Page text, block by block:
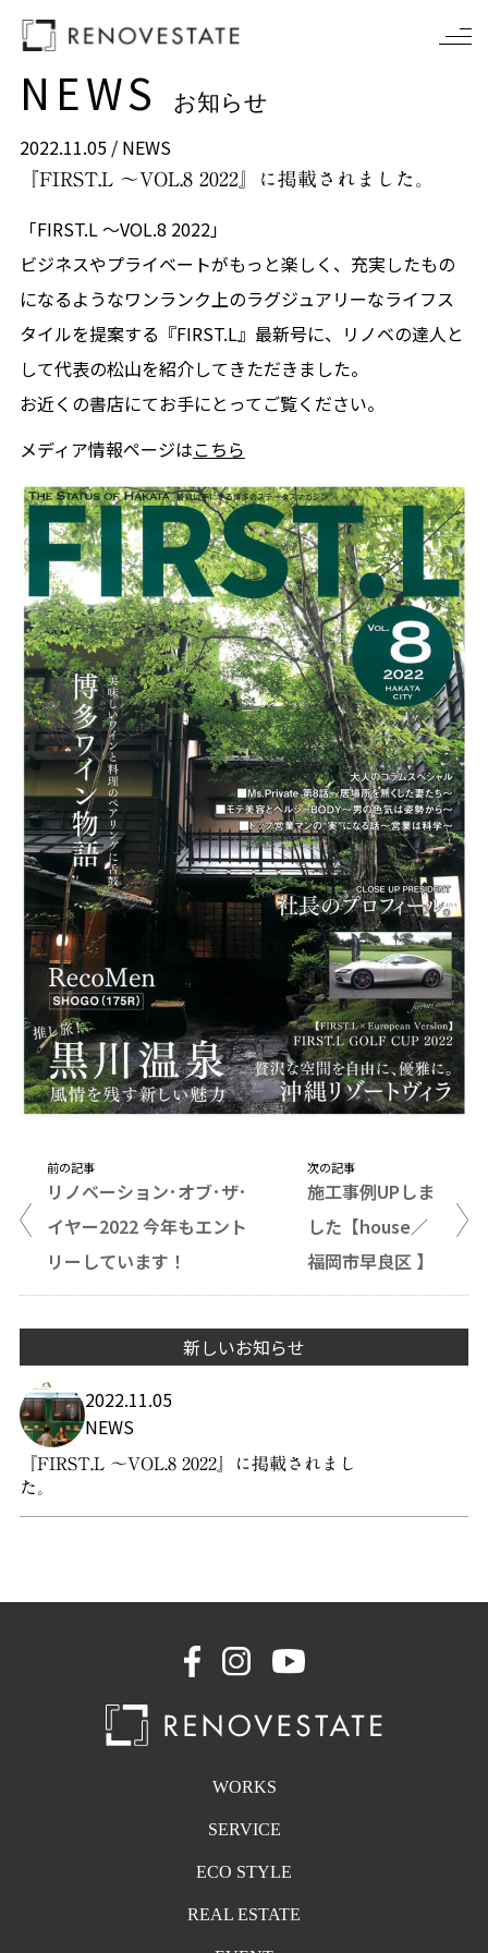
NEWS お知らせ
2022.11.05 / NEWS
『FIRST.L 〜VOL.8 2022』に掲載されました。
「FIRST.L 〜VOL.8 2022」
ビジネスやプライベートがもっと楽しく、充実したもの
になるようなワンランク上のラグジュアリーなライフス
タイルを提案する『FIRST.L』最新号に、 リノベの達人と
して代表の松山を紹介してきただきました。
お近くの書店にてお手にとってご覧ください。
メディア情報ページはこちら
前の記事
リノベーション･オブ･ザ･
イヤー2022 今年もエント
リーしています！
次の記事
施工事例UPしま
した【house／
福岡市早良区 】
新しいお知らせ
2022.11.05
NEWS
『FIRST.L 〜VOL.8 2022』に掲載されまし
た。
WORKS
SERVICE
ECO STYLE
REAL ESTATE